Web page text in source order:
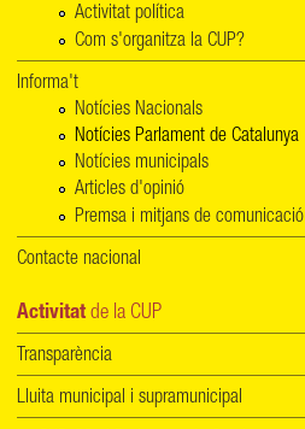
Activitat política
Com s'organitza la CUP?
Informa't
Notícies Nacionals
Notícies Parlament de Catalunya
Notícies municipals
Articles d'opinió
Premsa i mitjans de comunicació
Contacte nacional
Activitat de la CUP
Transparència
Lluita municipal i supramunicipal